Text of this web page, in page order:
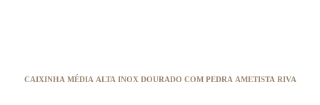
CAIXINHA MÉDIA ALTA INOX DOURADO COM PEDRA AMETISTA RIVA